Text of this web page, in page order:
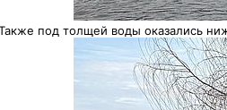
под толщей воды оказались